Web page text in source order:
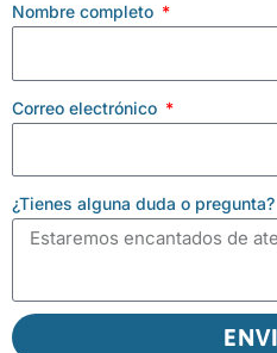
Nombre completo
Correo electrónico
¿Tienes alguna duda o pregunta?